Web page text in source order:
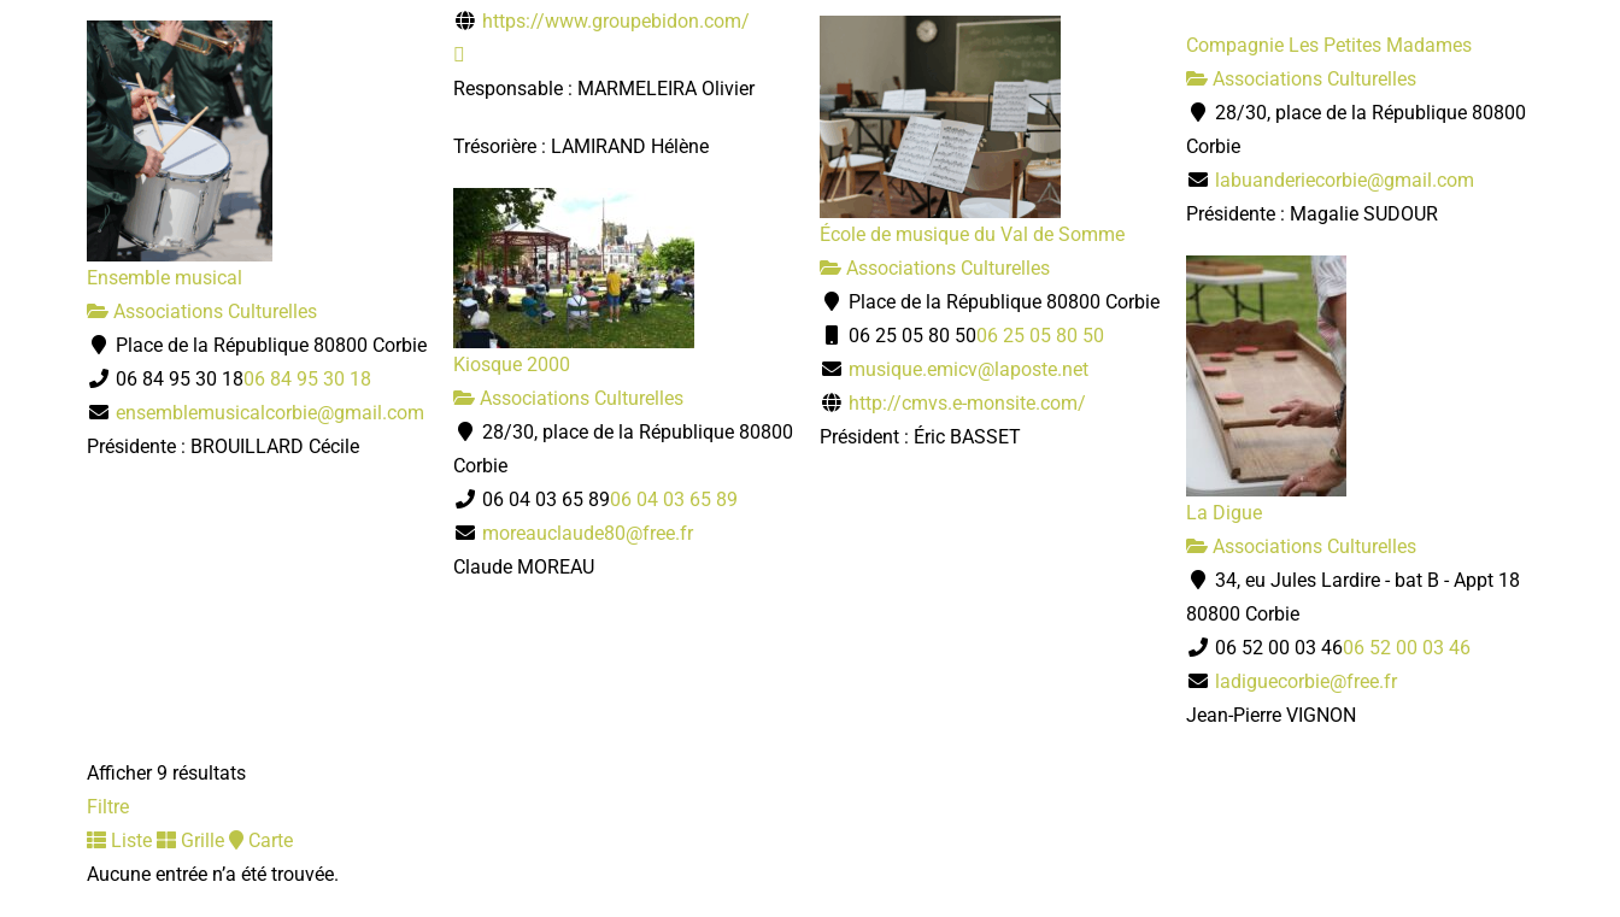
https://www.groupebidon.com/
Responsable : MARMELEIRA Olivier
Trésorière : LAMIRAND Hélène
Compagnie Les Petites Madames
Associations Culturelles
28/30, place de la République 80800
Corbie
labuanderiecorbie@gmail.com
Présidente : Magalie SUDOUR
École de musique du Val de Somme
Associations Culturelles
Place de la République 80800 Corbie
06 25 05 80 5006 25 05 80 50
musique.emicv@laposte.net
http://cmvs.e-monsite.com/
Président : Éric BASSET
Ensemble musical
Associations Culturelles
Place de la République 80800 Corbie
06 84 95 30 1806 84 95 30 18
ensemblemusicalcorbie@gmail.com
Présidente : BROUILLARD Cécile
Kiosque 2000
Associations Culturelles
28/30, place de la République 80800
Corbie
06 04 03 65 8906 04 03 65 89
moreauclaude80@free.fr
Claude MOREAU
La Digue
Associations Culturelles
34, eu Jules Lardire - bat B - Appt 18
80800 Corbie
06 52 00 03 4606 52 00 03 46
ladiguecorbie@free.fr
Jean-Pierre VIGNON
Afficher 9 résultats
Filtre
Liste
Grille
Carte
Aucune entrée n’a été trouvée.